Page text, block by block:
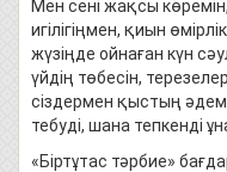
Мен сені жақсы
игілігіңмен, қиын
жүзіңде ойнаған күн
үйдің төбесін,
сіздермен қыстың
тебуді, шана тепкенді
«Біртұтас тәрбие»